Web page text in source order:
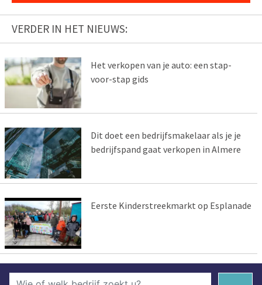
VERDER IN HET NIEUWS:
Het verkopen van je auto: een stap-
voor-stap gids
Dit doet een bedrijfsmakelaar als je je
bedrijfspand gaat verkopen in Almere
Eerste Kinderstreekmarkt op Esplanade